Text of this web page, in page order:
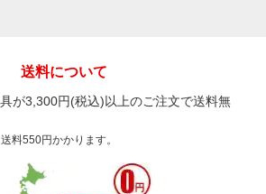
送料について
が3,300円(税込)以上のご注文で送料無
料550円かかります。